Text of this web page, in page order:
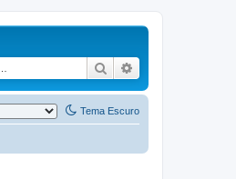
Pesquisar
Tema Escuro